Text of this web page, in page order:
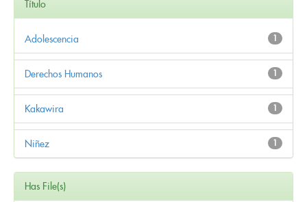
Título
1
Adolescencia
1
Derechos Humanos
1
Kakawira
1
Niñez
Has File(s)